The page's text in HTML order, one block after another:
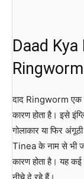
Daad
दाद Ringworm
कारण होता है। इसे
गोलाकार या फिर
Tinea के नाम से भी
कारण होता है। यह